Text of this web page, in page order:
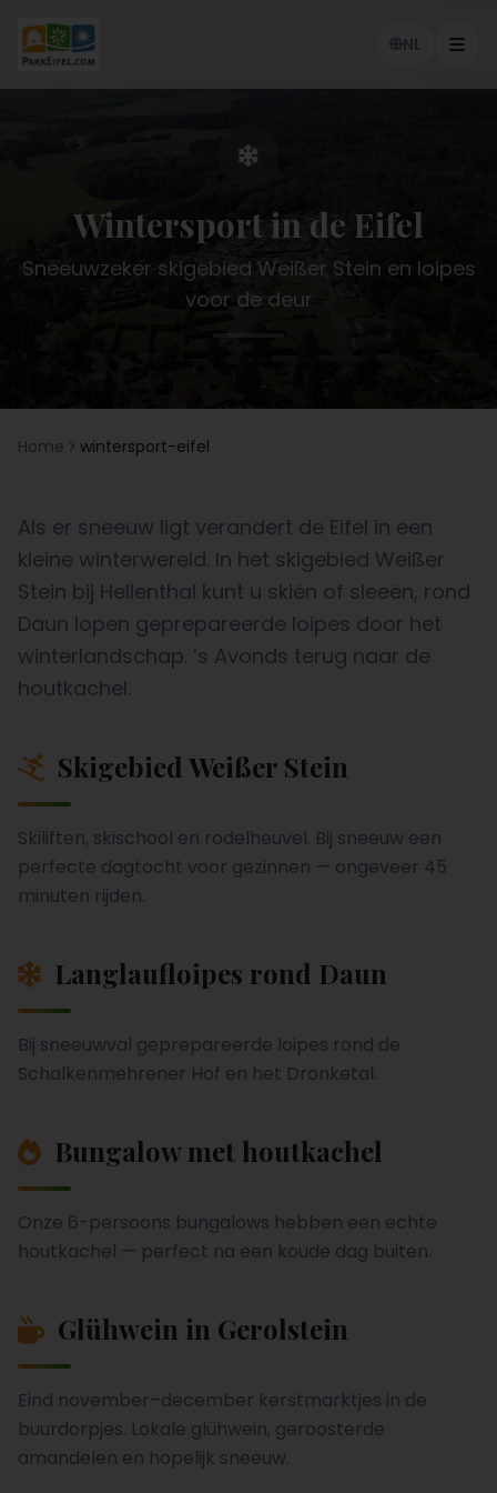
NL
Wintersport in de Eifel
Sneeuwzeker skigebied Weißer Stein en loipes
voor de deur
Home wintersport-eifel
Als er sneeuw ligt verandert de Eifel in een
kleine winterwereld. In het skigebied Weißer
Stein bij Hellenthal kunt u skiën of sleeën, rond
Daun lopen geprepareerde loipes door het
winterlandschap. ’s Avonds terug naar de
houtkachel.
Skigebied Weißer Stein
Skiliften, skischool en rodelheuvel. Bij sneeuw een
perfecte dagtocht voor gezinnen — ongeveer 45
minuten rijden.
Langlaufloipes rond Daun
Bij sneeuwval geprepareerde loipes rond de
Schalkenmehrener Hof en het Dronketal.
Bungalow met houtkachel
Onze 6-persoons bungalows hebben een echte
houtkachel — perfect na een koude dag buiten.
Glühwein in Gerolstein
Eind november–december kerstmarktjes in de
buurdorpjes. Lokale glühwein, geroosterde
amandelen en hopelijk sneeuw.